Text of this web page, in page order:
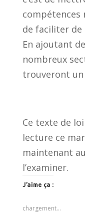
compétences
de faciliter
En ajoutant
nombreux
trouveront un
Ce texte de
lecture ce
maintenant
l’examiner.
J’aime ça :
chargement…